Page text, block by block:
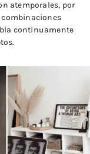
atemporales, por
combinaciones
continuamente